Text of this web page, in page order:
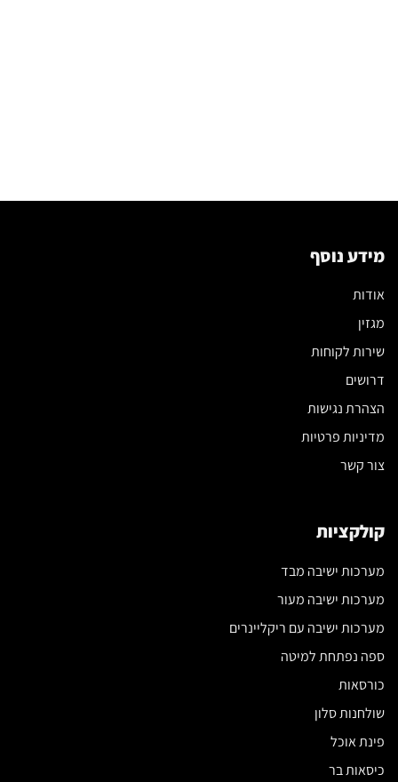
מידע נוסף
אודות
מגזין
שירות לקוחות
דרושים
הצהרת נגישות
מדיניות פרטיות
צור קשר
קולקציות
מערכות ישיבה מבד
מערכות ישיבה מעור
מערכות ישיבה עם ריקליינרים
ספה נפתחת למיטה
כורסאות
שולחנות סלון
פינת אוכל
כיסאות בר